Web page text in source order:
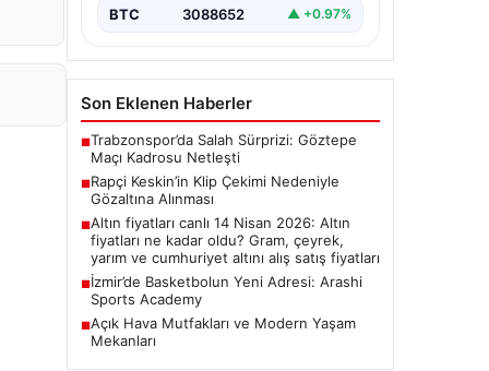
BTC 3088652 ▲ +0.97%
Son Eklenen Haberler
■Trabzonspor’da Salah Sürprizi: Göztepe
Maçı Kadrosu Netleşti
■Rapçi Keskin’in Klip Çekimi Nedeniyle
Gözaltına Alınması
■Altın fiyatları canlı 14 Nisan 2026: Altın
fiyatları ne kadar oldu? Gram, çeyrek,
yarım ve cumhuriyet altını alış satış fiyatları
■İzmir’de Basketbolun Yeni Adresi: Arashi
Sports Academy
■Açık Hava Mutfakları ve Modern Yaşam
Mekanları